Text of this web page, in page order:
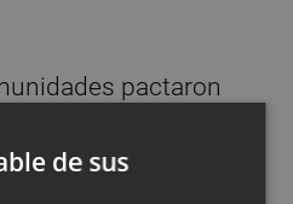
pactaron
que el alumnado
para lo
de las
de sus